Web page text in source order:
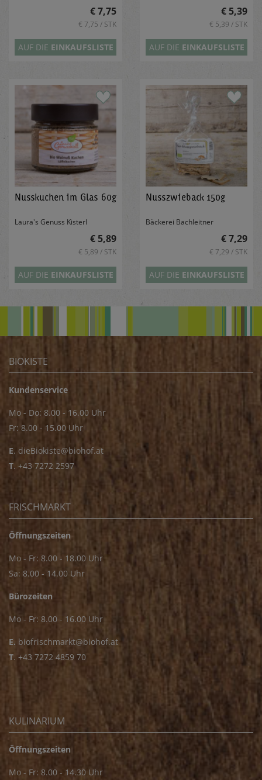
€ 7,75
€ 7,75 / STK
AUF DIE EINKAUFSLISTE
€ 5,39
€ 5,39 / STK
AUF DIE EINKAUFSLISTE
Nusskuchen im Glas 60g
Laura's Genuss Kisterl
€ 5,89
€ 5,89 / STK
AUF DIE EINKAUFSLISTE
Nusszwieback 150g
Bäckerei Bachleitner
€ 7,29
€ 7,29 / STK
AUF DIE EINKAUFSLISTE
BIOKISTE
Kundenservice
Mo - Do: 8.00 - 16.00 Uhr
Fr: 8.00 - 15.00 Uhr
E. dieBiokiste@biohof.at
T. +43 7272 2597
FRISCHMARKT
Öffnungszeiten
Mo - Fr: 8.00 - 18.00 Uhr
Sa: 8.00 - 14.00 Uhr
Bürozeiten
Mo - Fr: 8.00 - 16.00 Uhr
E. biofrischmarkt@biohof.at
T. +43 7272 4859 70
KULINARIUM
Öffnungszeiten
Mo - Fr: 8.00 - 14.30 Uhr